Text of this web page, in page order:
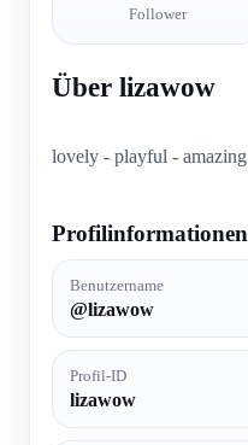
Follower
Über lizawow
lovely - playful - amazing
Profilinformationen
Benutzername
@lizawow
Profil-ID
lizawow